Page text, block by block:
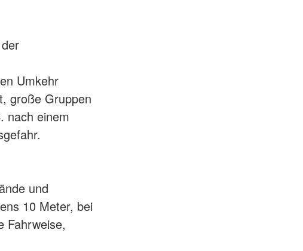
Umkehr
große Gruppen
nach einem
und
10 Meter, bei
Fahrweise,